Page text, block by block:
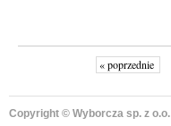
« poprzednie
Copyright © Wyborcza sp. z o.o.